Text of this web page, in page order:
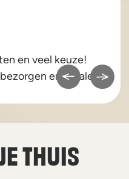
en veel keuze!
en afhalen.”
THUIS